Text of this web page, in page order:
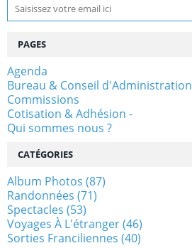
PAGES
Agenda
Bureau & Conseil d'Administration
Commissions
Cotisation & Adhésion -
Qui sommes nous ?
CATÉGORIES
Album Photos (87)
Randonnées (71)
Spectacles (53)
Voyages À L'étranger(46)
Sorties Franciliennes (40)